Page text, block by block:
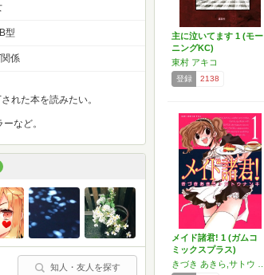
主に泣いてます 1 (モー
ニングKC)
東村 アキコ
登録 2138
メイド諸君! 1 (ガムコ
ミックスプラス)
型
関係
れた本を読みたい。
など。
知人・友人を探す